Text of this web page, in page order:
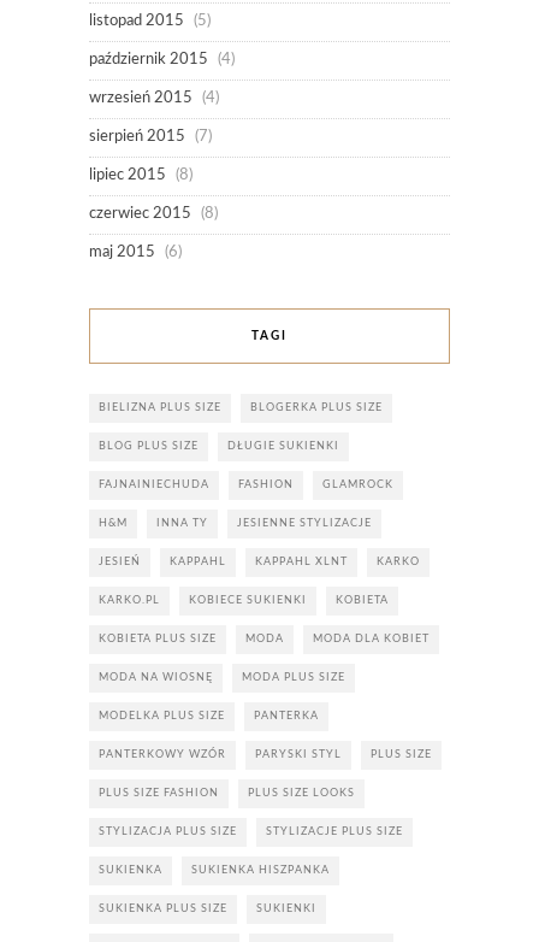
listopad 2015 (5)
październik 2015 (4)
wrzesień 2015 (4)
sierpień 2015 (7)
lipiec 2015 (8)
czerwiec 2015 (8)
maj 2015 (6)
TAGI
BIELIZNA PLUS SIZE BLOGERKA PLUS SIZE
BLOG PLUS SIZE DŁUGIE SUKIENKI
FAJNAINIECHUDA FASHION GLAMROCK
H&M INNA TY JESIENNE STYLIZACJE
JESIEŃ KAPPAHL KAPPAHL XLNT KARKO
KARKO.PL KOBIECE SUKIENKI KOBIETA
KOBIETA PLUS SIZE MODA MODA DLA KOBIET
MODA NA WIOSNĘ MODA PLUS SIZE
MODELKA PLUS SIZE PANTERKA
PANTERKOWY WZÓR PARYSKI STYL PLUS SIZE
PLUS SIZE FASHION PLUS SIZE LOOKS
STYLIZACJA PLUS SIZE STYLIZACJE PLUS SIZE
SUKIENKA SUKIENKA HISZPANKA
SUKIENKA PLUS SIZE SUKIENKI